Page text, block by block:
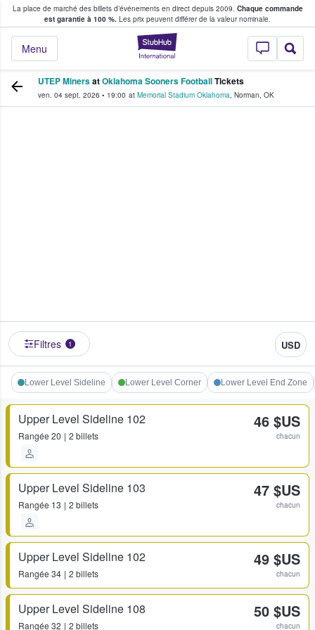
La place de marché des billets d’événements en direct depuis 2009. Chaque commande
est garantie à 100 %. Les prix peuvent différer de la valeur nominale.
StubHub - Où
Menu
fans achètent et vendent des billets
UTEP MinersatOklahoma Sooners FootballTickets
ven. 04 sept. 2026 • 19:00 at Memorial Stadium Oklahoma, Norman, OK
Filtres 1 USD
Lower Level Sideline Lower Level Corner Lower Level End Zone
Upper Level Sideline 102
Rangée 20 2 billets
46 $US
chacun
Upper Level Sideline 103
Rangée 13 2 billets
47 $US
chacun
Upper Level Sideline 102
Rangée 34 2 billets
49 $US
chacun
Upper Level Sideline 108
Rangée 32 2 billets
50 $US
chacun